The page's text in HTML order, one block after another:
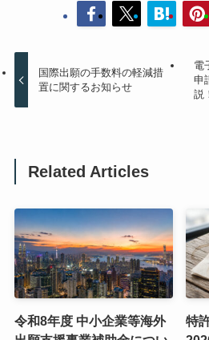
国際出願の手数料の軽減措
置に関するお知らせ
電
申
説
Related Articles
令和8年度 中小企業等海外
特